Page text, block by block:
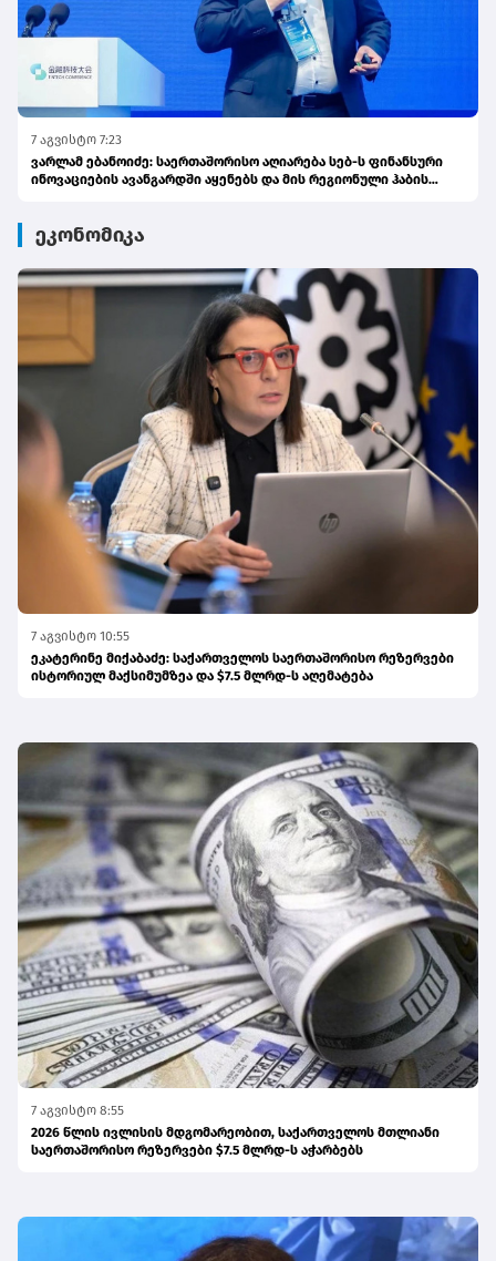
7 აგვისტო 7:23
ვარლამ ებანოიძე: საერთაშორისო აღიარება სებ-ს ფინანსური
ინოვაციების ავანგარდში აყენებს და მის რეგიონული ჰაბის
ეკონომიკა
7 აგვისტო 10:55
ეკატერინე მიქაბაძე: საქართველოს საერთაშორისო რეზერვები
ისტორიულ მაქსიმუმზეა და $7.5 მლრდ-ს აღემატება
7 აგვისტო 8:55
2026 წლის ივლისის მდგომარეობით, საქართველოს მთლიანი
საერთაშორისო რეზერვები $7.5 მლრდ-ს აჭარბებს